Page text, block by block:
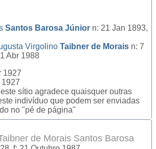
Santos Barosa Júnior n: 21 Jan 1893,
Virgolino Taibner de Morais n: 7
Abr 1988
1927
1927
sítio agradece quaisquer outras
indivíduo que podem ser enviadas
no "pé de página"
de Morais Santos Barosa